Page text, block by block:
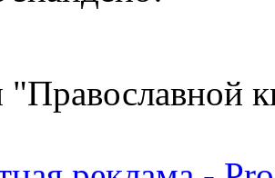
"Православной